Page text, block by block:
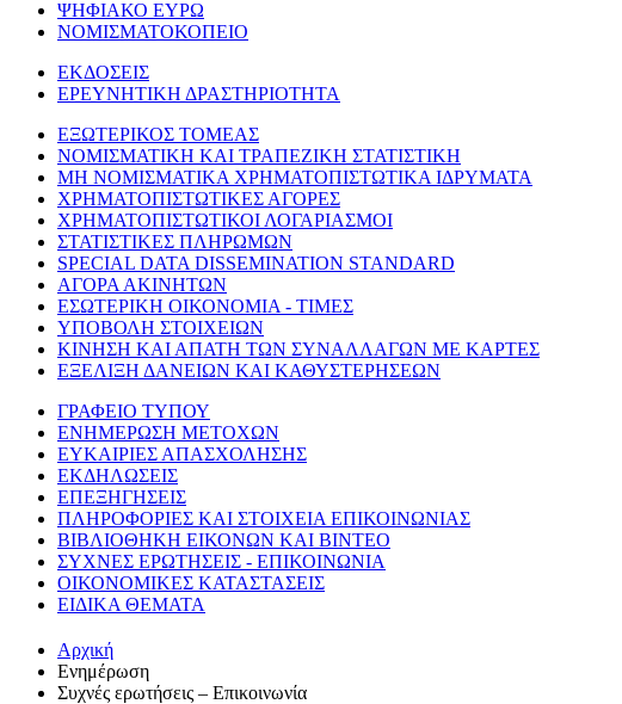
ΨΗΦΙΑΚΟ ΕΥΡΩ
ΝΟΜΙΣΜΑΤΟΚΟΠΕΙΟ
ΕΚΔΟΣΕΙΣ
ΕΡΕΥΝΗΤΙΚΗ ΔΡΑΣΤΗΡΙΟΤΗΤΑ
ΕΞΩΤΕΡΙΚΟΣ ΤΟΜΕΑΣ
ΝΟΜΙΣΜΑΤΙΚΗ ΚΑΙ ΤΡΑΠΕΖΙΚΗ ΣΤΑΤΙΣΤΙΚΗ
ΜΗ ΝΟΜΙΣΜΑΤΙΚΑ ΧΡΗΜΑΤΟΠΙΣΤΩΤΙΚΑ ΙΔΡΥΜΑΤΑ
ΧΡΗΜΑΤΟΠΙΣΤΩΤΙΚΕΣ ΑΓΟΡΕΣ
ΧΡΗΜΑΤΟΠΙΣΤΩΤΙΚΟΙ ΛΟΓΑΡΙΑΣΜΟΙ
ΣΤΑΤΙΣΤΙΚΕΣ ΠΛΗΡΩΜΩΝ
SPECIAL DATA DISSEMINATION STANDARD
ΑΓΟΡΑ ΑΚΙΝΗΤΩΝ
ΕΣΩΤΕΡΙΚΗ ΟΙΚΟΝΟΜΙΑ - ΤΙΜΕΣ
ΥΠΟΒΟΛΗ ΣΤΟΙΧΕΙΩΝ
ΚΙΝΗΣΗ ΚΑΙ ΑΠΑΤΗ ΤΩΝ ΣΥΝΑΛΛΑΓΩΝ ΜΕ ΚΑΡΤΕΣ
ΕΞΕΛΙΞΗ ΔΑΝΕΙΩΝ ΚΑΙ ΚΑΘΥΣΤΕΡΗΣΕΩΝ
ΓΡΑΦΕΙΟ ΤΥΠΟΥ
ΕΝΗΜΕΡΩΣΗ ΜΕΤΟΧΩΝ
ΕΥΚΑΙΡΙΕΣ ΑΠΑΣΧΟΛΗΣΗΣ
ΕΚΔΗΛΩΣΕΙΣ
ΕΠΕΞΗΓΗΣΕΙΣ
ΠΛΗΡΟΦΟΡΙΕΣ ΚΑΙ ΣΤΟΙΧΕΙΑ ΕΠΙΚΟΙΝΩΝΙΑΣ
ΒΙΒΛΙΟΘΗΚΗ ΕΙΚΟΝΩΝ ΚΑΙ ΒΙΝΤΕΟ
ΣΥΧΝΕΣ ΕΡΩΤΗΣΕΙΣ - ΕΠΙΚΟΙΝΩΝΙΑ
ΟΙΚΟΝΟΜΙΚΕΣ ΚΑΤΑΣΤΑΣΕΙΣ
ΕΙΔΙΚΑ ΘΕΜΑΤΑ
Αρχική
Ενημέρωση
Συχνές ερωτήσεις – Επικοινωνία